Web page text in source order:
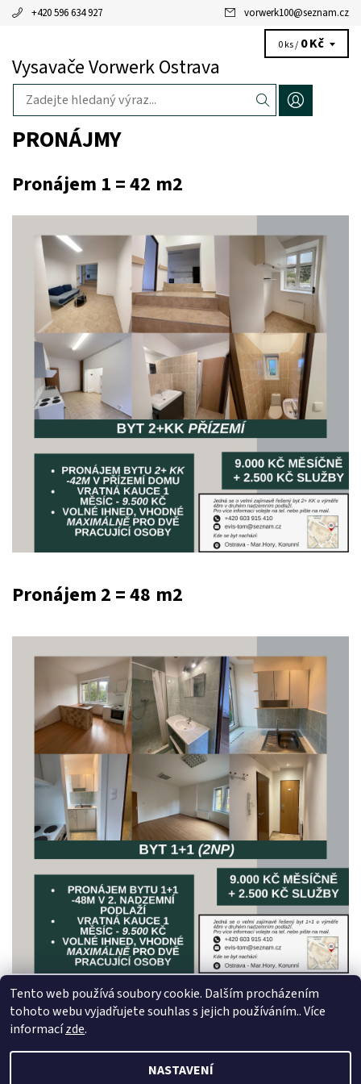
+420 596 634 927 vorwerk100@seznam.cz
Vysavače Vorwerk Ostrava
0 ks / 0 Kč
PRONÁJMY
Pronájem 1 = 42 m2
Pronájem 2 = 48 m2
https://www.vysavaceostrava.cz | Vorwerk Ostrava | Youtube
Youtube 2 | Youtube 3 | Bazos.cz | Bazos.sk |
Tento web používá soubory cookie. Dalším procházením
tohoto webu vyjadřujete souhlas s jejich používáním.. Více
informacízde.
NASTAVENÍ